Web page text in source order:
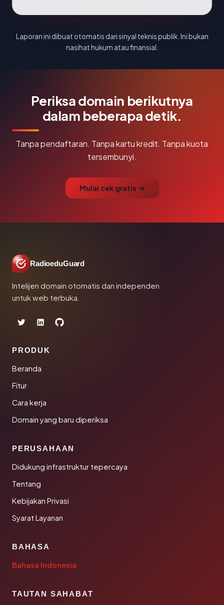
Laporan ini dibuat otomatis dari sinyal teknis publik. Ini bukan
nasihat hukum atau finansial.
Periksa domain berikutnya
dalam beberapa detik.
Tanpa pendaftaran. Tanpa kartu kredit. Tanpa kuota
tersembunyi.
Mulai cek gratis →
RadioeduGuard
Intelijen domain otomatis dan independen
untuk web terbuka.
PRODUK
Beranda
Fitur
Cara kerja
Domain yang baru diperiksa
PERUSAHAAN
Didukung infrastruktur tepercaya
Tentang
Kebijakan Privasi
Syarat Layanan
BAHASA
Bahasa Indonesia
TAUTAN SAHABAT